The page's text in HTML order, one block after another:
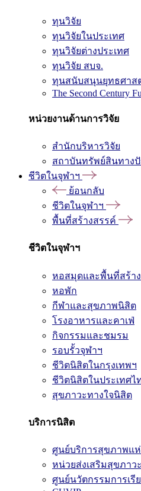
ทุนวิจัย
ทุนวิจัยในประเทศ
ทุนวิจัยต่างประเทศ
ทุนวิจัย สบจ.
ทุนสนับสนุนยุทธศาส
The Second Century
หน่วยงานด้านการวิจัย
สำนักบริหารวิจัย
สถาบันทรัพย์สินทาง
ชีวิตในจุฬาฯ
ย้อนกลับ
ชีวิตในจุฬาฯ
พื้นที่สร้างสรรค์
ชีวิตในจุฬาฯ
หอสมุดและพื้นที่สร้า
หอพัก
กีฬาและสุขภาพนิสิต
โรงอาหารและคาเฟ่
กิจกรรมและชมรม
รอบรั้วจุฬาฯ
ชีวิตนิสิตในกรุงเทพฯ
ชีวิตนิสิตในประเทศไ
สุขภาวะทางใจนิสิต
บริการนิสิต
ศูนย์บริการสุขภาพแห่
หน่วยส่งเสริมสุขภาว
ศูนย์นวัตกรรมการเรีย